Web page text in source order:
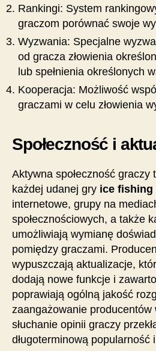
Rankingi: System
graczom porównać swoje
Wyzwania: Specjalne
od gracza złowienia
lub spełnienia określonych
Kooperacja: Możliwość
graczami w celu złowienia
Społeczność i
Aktywna społeczność graczy
każdej udanej gry ice fishing
internetowe, grupy na
społecznościowych, a także
umożliwiają wymianę
pomiędzy graczami.
wypuszczają aktualizacje,
dodają nowe funkcje i
poprawiają ogólną jakość
zaangażowanie producentów
słuchanie opinii graczy
długoterminową popularność